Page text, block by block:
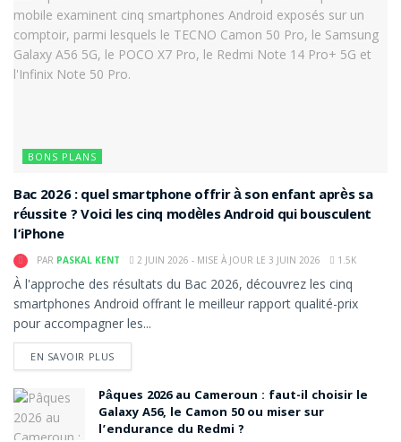
BONS PLANS
Bac 2026 : quel smartphone offrir à son enfant après sa
réussite ? Voici les cinq modèles Android qui bousculent
l’iPhone
PAR PASKAL KENT 2 JUIN 2026 - MISE À JOUR LE 3 JUIN 2026 1.5K
À l'approche des résultats du Bac 2026, découvrez les cinq
smartphones Android offrant le meilleur rapport qualité-prix
pour accompagner les...
EN SAVOIR PLUSDETAILS
Pâques 2026 au Cameroun : faut-il choisir le
Galaxy A56, le Camon 50 ou miser sur
l’endurance du Redmi ?